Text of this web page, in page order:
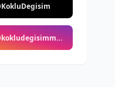
@kokludegisimmedya